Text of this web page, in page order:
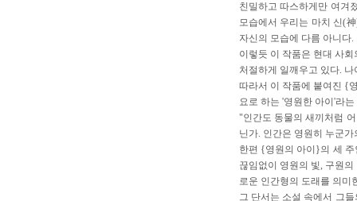
친밀하고 따스하게만 여겨
모습에서 우리는 마치 신(
자신의 모습에 다름 아니다.
이렇듯 이 작품은 현대 사
처절하게 일깨우고 있다.
따라서 이 작품에 붙여진 {
요로 하는 '영원한 아이'라는
"인간도 동물의 새끼처럼
닌가. 인간은 영원히 누군
한편 {영원의 아이}의 세
끊임없이 영원의 빛, 구원
로운 인간형의 도래를 의미
그 단서는 소설 속에서 그